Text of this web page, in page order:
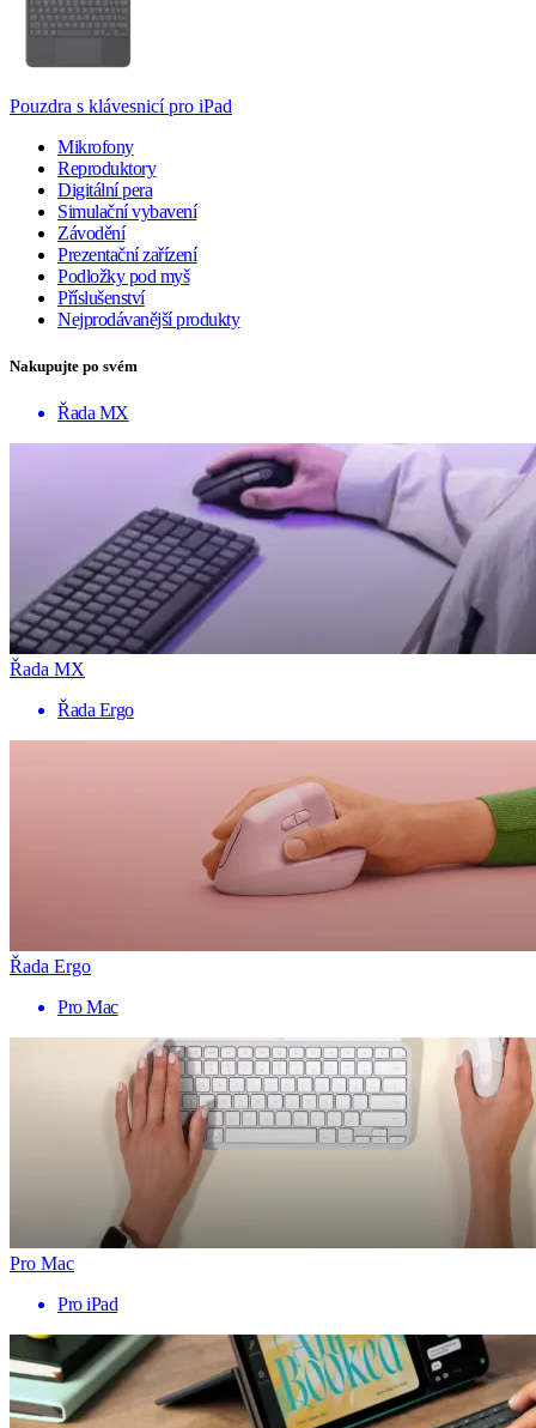
Pouzdra s klávesnicí pro iPad
Mikrofony
Reproduktory
Digitální pera
Simulační vybavení
Závodění
Prezentační zařízení
Podložky pod myš
Příslušenství
Nejprodávanější produkty
Nakupujte po svém
Řada MX
Řada MX
Řada Ergo
Řada Ergo
Pro Mac
Pro Mac
Pro iPad